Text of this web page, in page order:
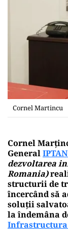
Cornel Martincu
Cornel
General
dezvoltarea
Romania)
structurii de
încercând să
soluții
la îndemâna